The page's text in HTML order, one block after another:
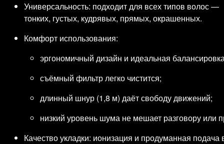
Универсальность: подходит для всех типов волос —
тонких, густых, кудрявых, прямых, окрашенных.
Комфорт использования:
эргономичный дизайн и идеальная
съёмный фильтр легко чистится;
длинный шнур (1,8 м) даёт свободу движений;
низкий уровень шума не мешает разговору или
Качество укладки: ионизация и продуманная